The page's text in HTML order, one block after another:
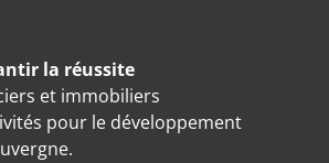
la réussite
et immobiliers
pour le développement